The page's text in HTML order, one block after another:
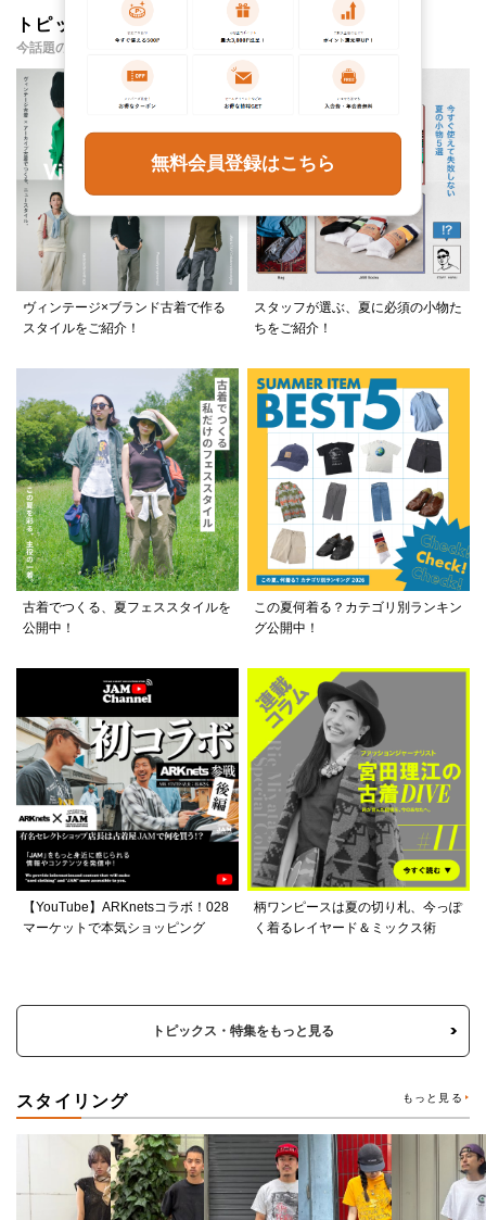
トピックス・特集
今話題のアイテムやイベント・コンテンツをご紹介
ヴィンテージ×ブランド古着で作る
スタイルをご紹介！
スタッフが選ぶ、夏に必須の小物た
ちをご紹介！
古着でつくる、夏フェススタイルを
公開中！
この夏何着る？カテゴリ別ランキン
グ公開中！
【YouTube】ARKnetsコラボ！028
マーケットで本気ショッピング
柄ワンピースは夏の切り札、今っぽ
く着るレイヤード＆ミックス術
トピックス・特集をもっと見る
スタイリング もっと見る
無料会員登録はこちら